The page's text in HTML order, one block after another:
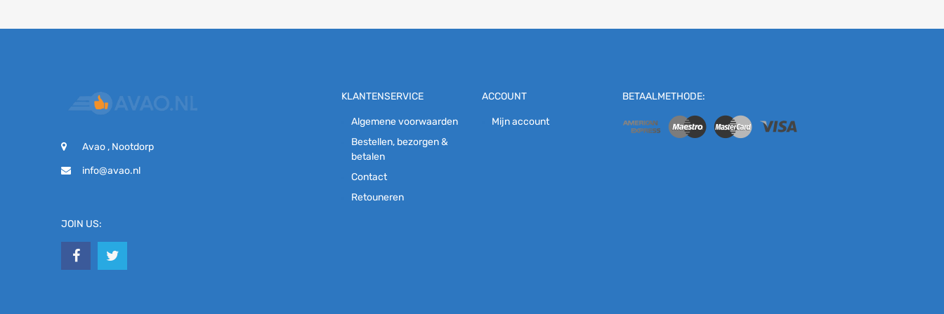
Avao , Nootdorp
info@avao.nl
JOIN US:
KLANTENSERVICE
Algemene voorwaarden
Bestellen, bezorgen &
betalen
Contact
Retouneren
ACCOUNT
Mijn account
BETAALMETHODE: